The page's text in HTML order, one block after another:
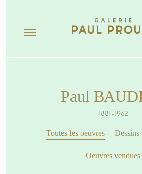
Paul
1881-1962
Toutes les oeuvres Dessins
Oeuvres vendues